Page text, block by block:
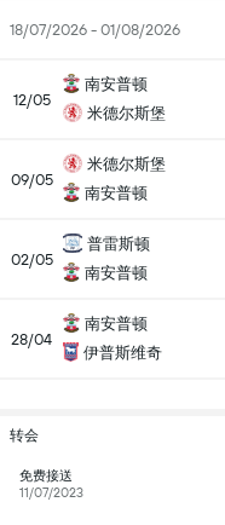
18/07/2026 - 01/08/2026
12/05
南安普顿
米德尔斯堡
09/05
米德尔斯堡
南安普顿
02/05
普雷斯顿
南安普顿
28/04
南安普顿
伊普斯维奇
转会
免费接送
11/07/2023